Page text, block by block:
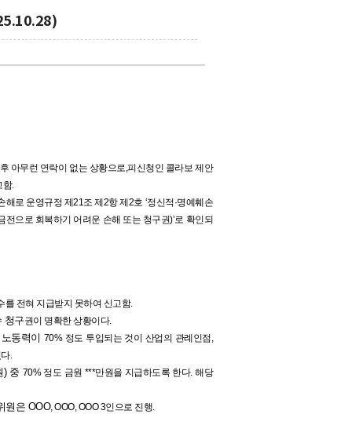
아무런 연락이 없는 상황으로,피신청인 콜라보 제안
함.
해로 운영규정 제21조 제2항 제2호 ‘정신적·명예훼손
전으로 회복하기 어려운 손해 또는 청구권)’로 확인되
를 전혀 지급받지 못하여 신고함.
청구권이 명확한 상황이다.
동력이 70% 정도 투입되는 것이 산업의 관례인점,
.
) 중 70% 정도 금원 ***만원을 지급하도록 한다. 해당
원은 OOO, OOO, OOO 3인으로 진행.